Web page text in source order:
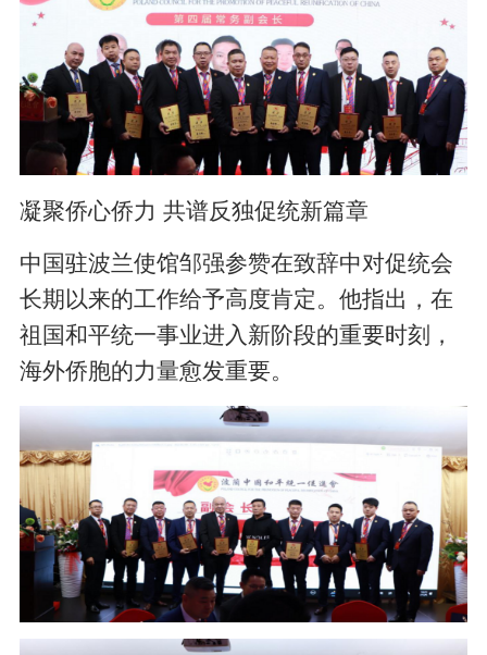
凝聚侨心侨力 共谱反独促统新篇章
中国驻波兰使馆邹强参赞在致辞中对促统会
长期以来的工作给予高度肯定。他指出，在
祖国和平统一事业进入新阶段的重要时刻，
海外侨胞的力量愈发重要。